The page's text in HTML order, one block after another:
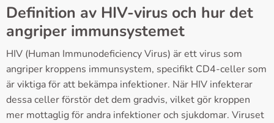
Definition av HIV-virus och hur det
angriper immunsystemet
HIV (Human Immunodeficiency Virus) är ett virus som
angriper kroppens immunsystem, specifikt CD4-celler som
är viktiga för att bekämpa infektioner. När HIV infekterar
dessa celler förstör det dem gradvis, vilket gör kroppen
mer mottaglig för andra infektioner och sjukdomar. Viruset